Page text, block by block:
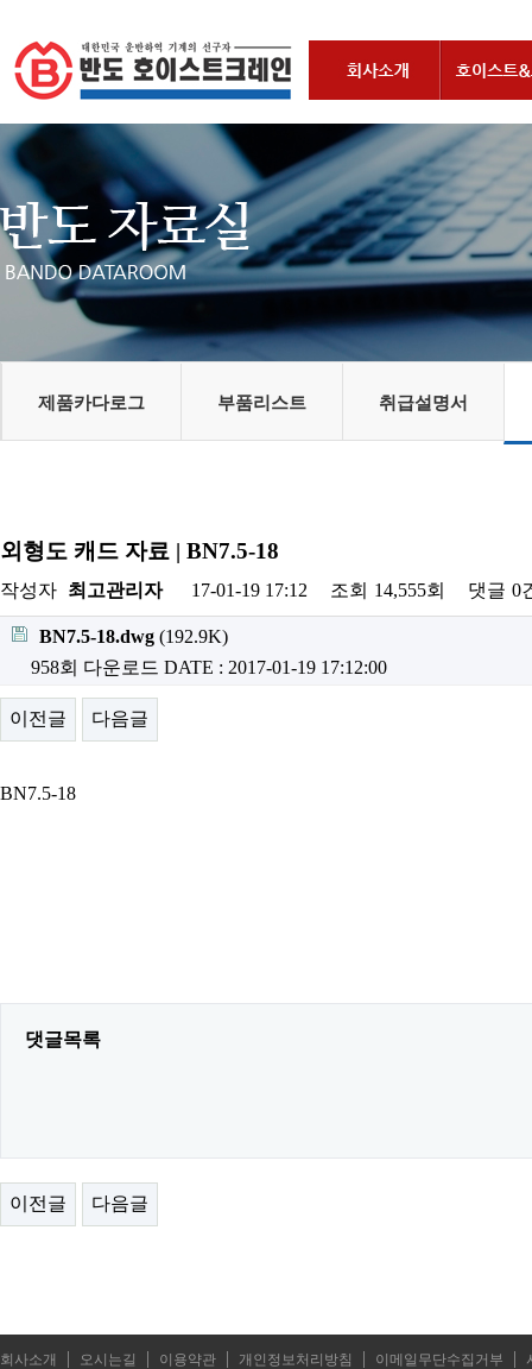
제품카다로그 부품리스트 취급설명서
외형도 캐드 자료 | BN7.5-18
작성자 최고관리자 17-01-19 17:12 조회 14,555회 댓글 0
BN7.5-18.dwg (192.9K)
958회 다운로드 DATE : 2017-01-19 17:12:00
이전글 다음글
BN7.5-18
댓글목록
이전글 다음글
회사소개 | 오시는길 | 이용약관 | 개인정보처리방침 | 이메일무단수집거부 |